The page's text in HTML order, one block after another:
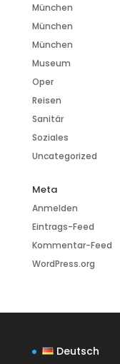
München
München
München
Museum
Oper
Reisen
Sanitär
Soziales
Uncategorized
Meta
Anmelden
Eintrags-Feed
Kommentar-Feed
WordPress.org
Deutsch